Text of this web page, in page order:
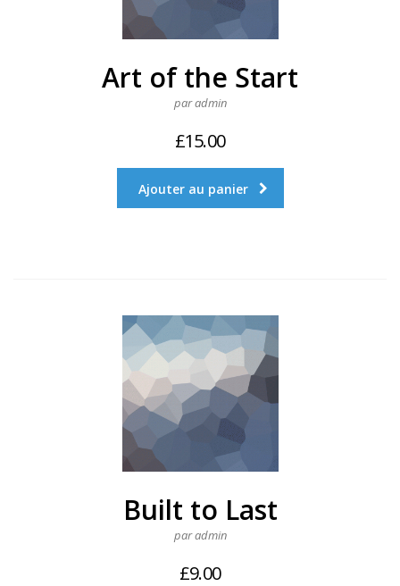
Art of the Start
par admin
£15.00
Ajouter au panier
Built to Last
par admin
£9.00